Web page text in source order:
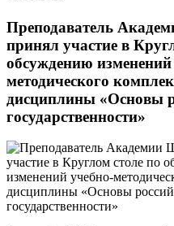
Преподаватель
принял участие в
обсуждению изменений
методического
дисциплины «Основы
государственности»